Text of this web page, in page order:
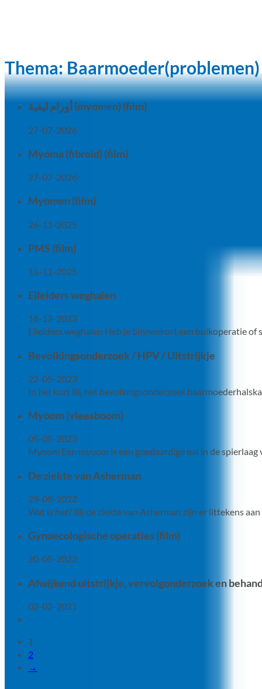
Thema: Baarmoeder(problemen)
أورام ليفية (myomen) (film)
27-07-2026
Myoma (fibroid) (film)
27-07-2026
Myomen (film)
26-11-2025
PMS (film)
11-11-2025
Eileiders weghalen
18-12-2023
Eileiders weghalen Heb je binnenkort een buikoperatie
Bevolkingsonderzoek / HPV / Uitstrijkje
22-05-2023
In het kort Bij het bevolkingsonderzoek
Myoom (vleesboom)
05-05-2023
Myoom Een myoom is een goedaardige bal in de
De ziekte van Asherman
29-08-2022
Wat is het? Bij de ziekte van Asherman zijn er littekens
Gynaecologische operaties (film)
20-05-2022
Afwijkend uitstrijkje, vervolgonderzoek en
02-02-2021
1
2
→